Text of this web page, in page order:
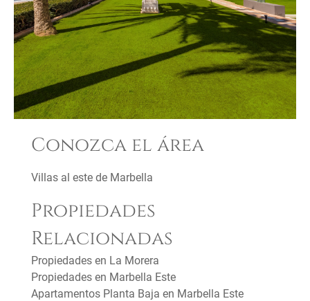
Conozca el área
Villas al este de Marbella
Propiedades
Relacionadas
Propiedades en La Morera
Propiedades en Marbella Este
Apartamentos Planta Baja en Marbella Este